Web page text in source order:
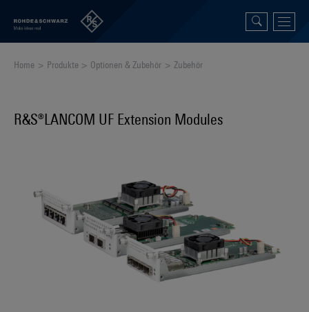
Home Produkte Optionen & Zubehör Zubehör
R&S®LANCOM UF Extension Modules